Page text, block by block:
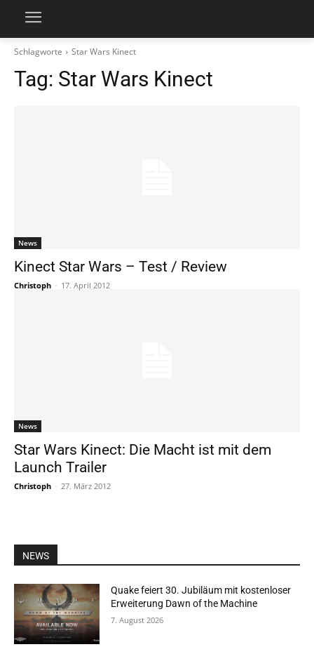
Schlagworte Star Wars Kinect
Tag: Star Wars Kinect
News
Kinect Star Wars – Test / Review
Christoph - 17. April 2012
News
Star Wars Kinect: Die Macht ist mit dem
Launch Trailer
Christoph - 27. März 2012
NEWS
Quake feiert 30. Jubiläum mit kostenloser
Erweiterung Dawn of the Machine
7. August 2026